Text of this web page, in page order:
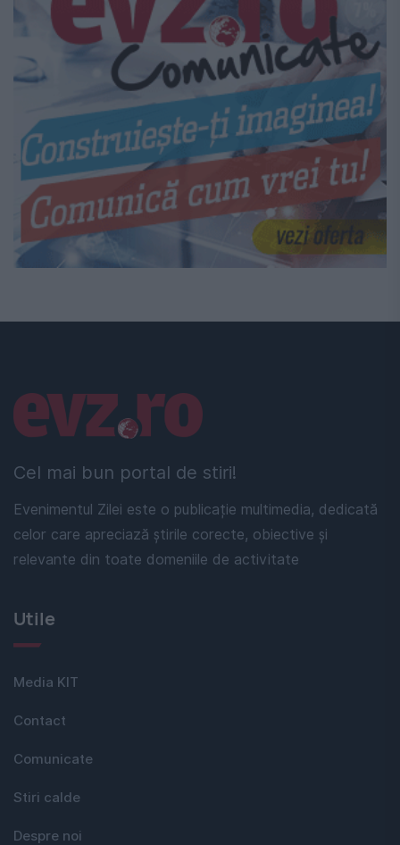
Cel mai bun portal de stiri!
Evenimentul Zilei este o publicație multimedia, dedicată
celor care apreciază știrile corecte, obiective și
relevante din toate domeniile de activitate
Linkuri utile
Utile
Media KIT
Contact
Comunicate
Stiri calde
Despre noi